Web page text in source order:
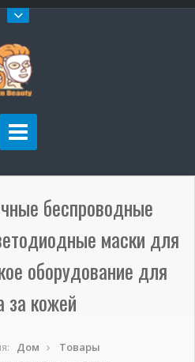
беспроводные
маски для
оборудование для
за кожей
Дом
Товары